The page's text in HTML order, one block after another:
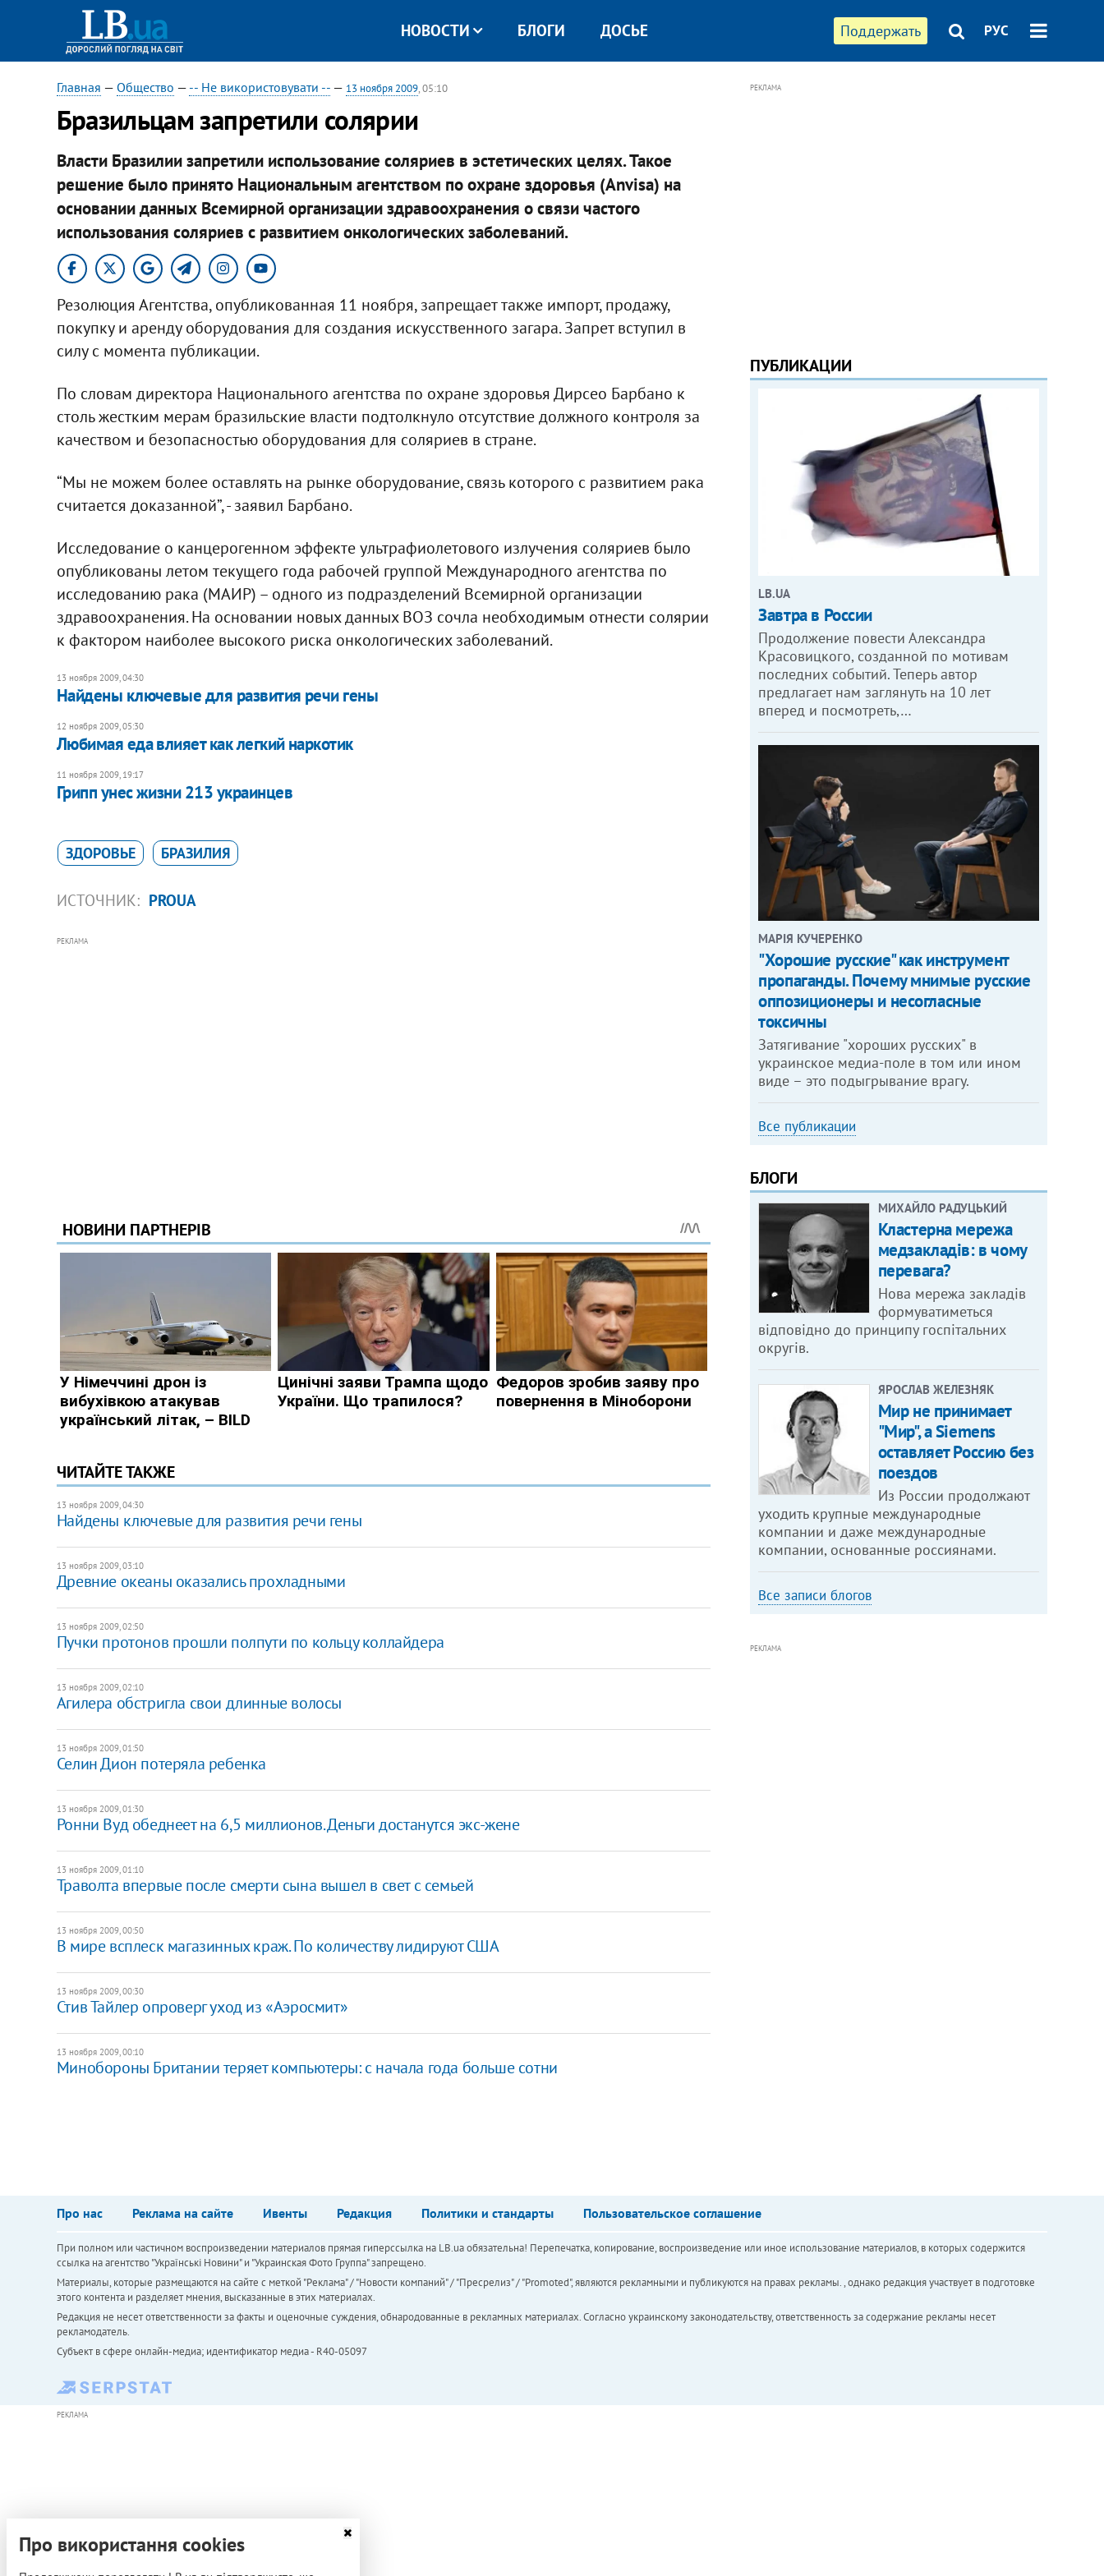
Поддержать РУС
НОВОСТИ БЛОГИ ДОСЬЕ
Главная — Общество — -- Не використовувати --— 13 ноября 2009, 05:10
Бразильцам запретили солярии
Власти Бразилии запретили использование соляриев в эстетических целях. Такое
решение было принято Национальным агентством по охране здоровья (Anvisa) на
основании данных Всемирной организации здравоохранения о связи частого
использования соляриев с развитием онкологических заболеваний.
Резолюция Агентства, опубликованная 11 ноября, запрещает также импорт, продажу,
покупку и аренду оборудования для создания искусственного загара. Запрет вступил в
силу с момента публикации.
По словам директора Национального агентства по охране здоровья Дирсео Барбано к
столь жестким мерам бразильские власти подтолкнуло отсутствие должного контроля за
качеством и безопасностью оборудования для соляриев в стране.
“Мы не можем более оставлять на рынке оборудование, связь которого с развитием рака
считается доказанной”, - заявил Барбано.
Исследование о канцерогенном эффекте ультрафиолетового излучения соляриев было
опубликованы летом текущего года рабочей группой Международного агентства по
исследованию рака (МАИР) – одного из подразделений Всемирной организации
здравоохранения. На основании новых данных ВОЗ сочла необходимым отнести солярии
к фактором наиболее высокого риска онкологических заболеваний.
13 ноября 2009, 04:30
Найдены ключевые для развития речи гены
12 ноября 2009, 05:30
Любимая еда влияет как легкий наркотик
11 ноября 2009, 19:17
Грипп унес жизни 213 украинцев
ЗДОРОВЬЕ БРАЗИЛИЯ
ИСТОЧНИК: PROUA
РЕКЛАМА
ЧИТАЙТЕ ТАКЖЕ
13 ноября 2009, 04:30
Найдены ключевые для развития речи гены
13 ноября 2009, 03:10
Древние океаны оказались прохладными
13 ноября 2009, 02:50
Пучки протонов прошли полпути по кольцу коллайдера
13 ноября 2009, 02:10
Агилера обстригла свои длинные волосы
13 ноября 2009, 01:50
Селин Дион потеряла ребенка
13 ноября 2009, 01:30
Ронни Вуд обеднеет на 6,5 миллионов. Деньги достанутся экс-жене
13 ноября 2009, 01:10
Траволта впервые после смерти сына вышел в свет с семьей
13 ноября 2009, 00:50
В мире всплеск магазинных краж. По количеству лидируют США
13 ноября 2009, 00:30
Стив Тайлер опроверг уход из «Аэросмит»
13 ноября 2009, 00:10
Минобороны Британии теряет компьютеры: с начала года больше сотни
РЕКЛАМА
ПУБЛИКАЦИИ
LB.UA
Завтра в России
Продолжение повести Александра
Красовицкого, созданной по мотивам
последних событий. Теперь автор
предлагает нам заглянуть на 10 лет
вперед и посмотреть,…
МАРІЯ КУЧЕРЕНКО
"Хорошие русские" как инструмент
пропаганды. Почему мнимые русские
оппозиционеры и несогласные
токсичны
Затягивание "хороших русских" в
украинское медиа-поле в том или ином
виде – это подыгрывание врагу.
Все публикации
БЛОГИ
МИХАЙЛО РАДУЦЬКИЙ
Кластерна мережа
медзакладів: в чому
перевага?
Нова мережа закладів
формуватиметься
відповідно до принципу госпітальних
округів.
ЯРОСЛАВ ЖЕЛЕЗНЯК
Мир не принимает
"Мир", а Siemens
оставляет Россию без
поездов
Из России продолжают
уходить крупные международные
компании и даже международные
компании, основанные россиянами.
Все записи блогов
РЕКЛАМА
Про нас Реклама на сайте Ивенты Редакция Политики и стандарты Пользовательское соглашение
При полном или частичном воспроизведении материалов прямая гиперссылка на LB.ua обязательна! Перепечатка, копирование, воспроизведение или иное использование материалов, в которых содержится
ссылка на агентство "Українськi Новини" и "Украинская Фото Группа" запрещено.
Материалы, которые размещаются на сайте с меткой "Реклама" / "Новости компаний" / "Пресрелиз" / "Promoted", являются рекламными и публикуются на правах рекламы. , однако редакция участвует в подготовке
этого контента и разделяет мнения, высказанные в этих материалах.
Редакция не несет ответственности за факты и оценочные суждения, обнародованные в рекламных материалах. Согласно украинскому законодательству, ответственность за содержание рекламы несет
рекламодатель.
Субъект в сфере онлайн-медиа; идентификатор медиа - R40-05097
РЕКЛАМА
Про використання cookies